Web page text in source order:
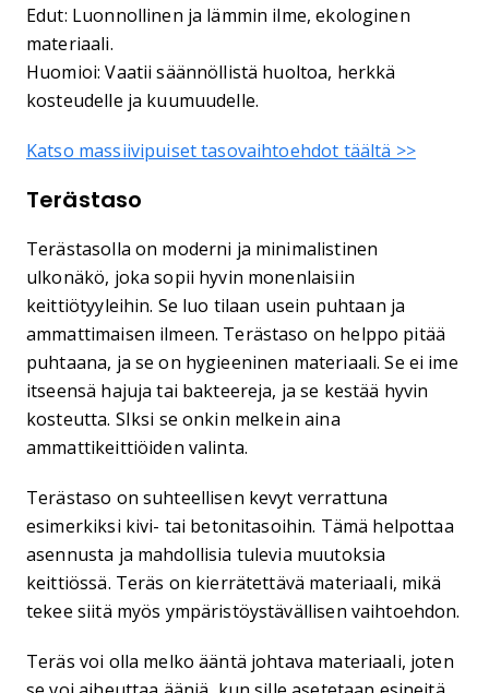
Edut: Luonnollinen ja lämmin ilme, ekologinen
materiaali.
Huomioi: Vaatii säännöllistä huoltoa, herkkä
kosteudelle ja kuumuudelle.
Katso massiivipuiset tasovaihtoehdot täältä >>
Terästaso
Terästasolla on moderni ja minimalistinen
ulkonäkö, joka sopii hyvin monenlaisiin
keittiötyyleihin. Se luo tilaan usein puhtaan ja
ammattimaisen ilmeen. Terästaso on helppo pitää
puhtaana, ja se on hygieeninen materiaali. Se ei ime
itseensä hajuja tai bakteereja, ja se kestää hyvin
kosteutta. SIksi se onkin melkein aina
ammattikeittiöiden valinta.
Terästaso on suhteellisen kevyt verrattuna
esimerkiksi kivi- tai betonitasoihin. Tämä helpottaa
asennusta ja mahdollisia tulevia muutoksia
keittiössä. Teräs on kierrätettävä materiaali, mikä
tekee siitä myös ympäristöystävällisen vaihtoehdon.
Teräs voi olla melko ääntä johtava materiaali, joten